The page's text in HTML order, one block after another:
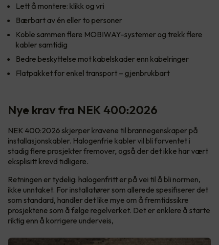
Lett å montere: klikk og vri
Bærbart av én eller to personer
Koble sammen flere MOBIWAY-systemer og trekk flere
kabler samtidig
Bedre beskyttelse mot kabelskader enn kabelringer
Flatpakket for enkel transport – gjenbrukbart
Nye krav fra NEK 400:2026
NEK 400:2026 skjerper kravene til brannegenskaper på
installasjonskabler. Halogenfrie kabler vil bli forventet i
stadig flere prosjekter fremover, også der det ikke har vært
eksplisitt krevd tidligere.
Retningen er tydelig: halogenfritt er på vei til å bli normen,
ikke unntaket. For installatører som allerede spesifiserer det
som standard, handler det like mye om å fremtidssikre
prosjektene som å følge regelverket. Det er enklere å starte
riktig enn å korrigere underveis,